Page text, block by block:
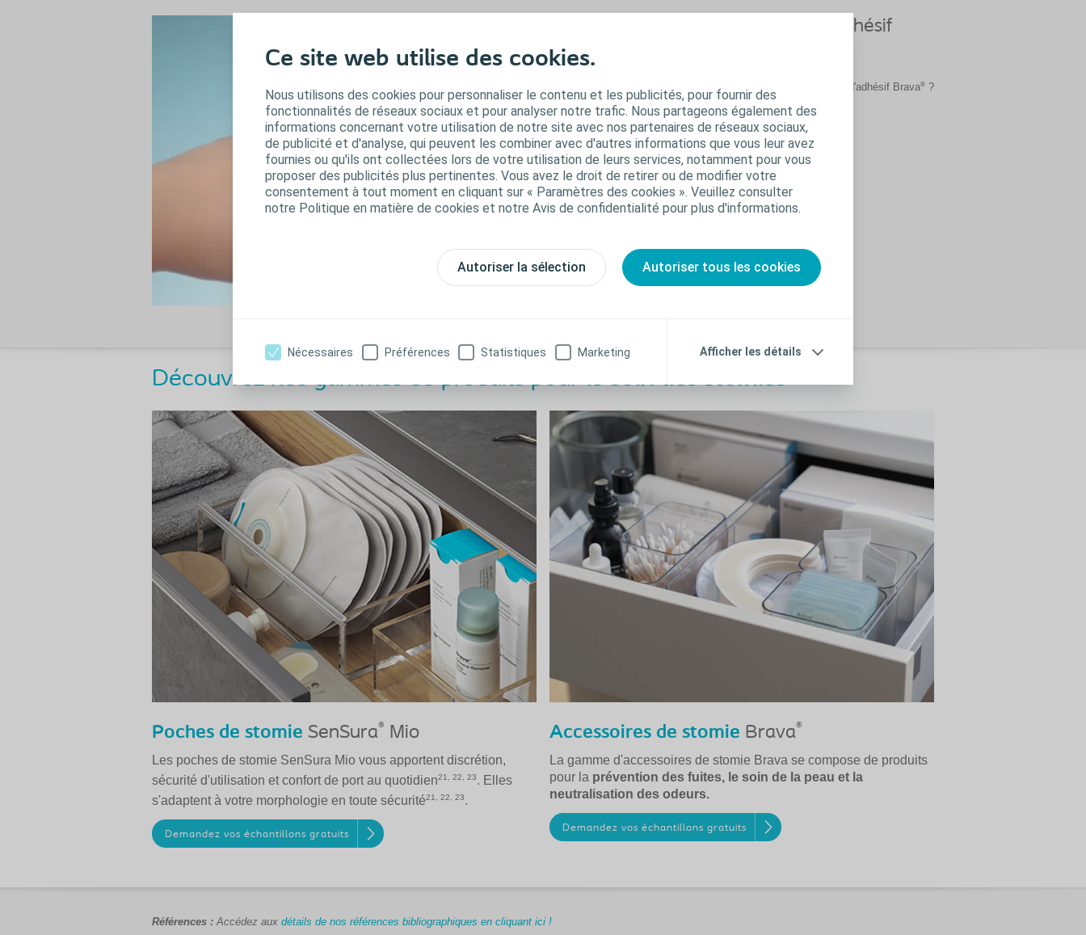
Ce site web utilise des cookies.
Nous utilisons des cookies pour personnaliser le contenu et les publicités, pour fournir des
fonctionnalités de réseaux sociaux et pour analyser notre trafic. Nous partageons également des
informations concernant votre utilisation de notre site avec nos partenaires de réseaux sociaux,
de publicité et d'analyse, qui peuvent les combiner avec d'autres informations que vous leur avez
fournies ou qu'ils ont collectées lors de votre utilisation de leurs services, notamment pour vous
proposer des publicités plus pertinentes. Vous avez le droit de retirer ou de modifier votre
consentement à tout moment en cliquant sur « Paramètres des cookies ». Veuillez consulter
notre Politique en matière de cookies et notre Avis de confidentialité pour plus d'informations.
Autoriser la sélection Autoriser tous les cookies
Nécessaires Préférences Statistiques Marketing Afficher les détails
Spray de retrait d'adhésif
Comment utiliser le spray de retrait d'adhésif Brava®?
Voir la video
Découvrez nos gammes de produits pour lesoin des stomies
Poches de stomie SenSura® Mio
Les poches de stomie SenSura Mio vous apportent discrétion,
sécurité d'utilisation et confort de port au quotidien21, 22, 23. Elles
s'adaptent à votre morphologie en toute sécurité21, 22, 23.
Demandez vos échantillons gratuits
Accessoires de stomie Brava®
La gamme d'accessoires de stomie Brava se compose de produits
pour la prévention des fuites, le soin de la peau et la
neutralisation des odeurs.
Demandez vos échantillons gratuits
Références : Accédez aux détails de nos références bibliographiques en cliquant ici !